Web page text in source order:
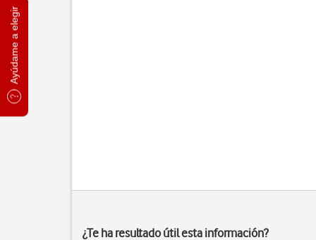
Ayúdame a elegir
¿Te ha resultado útil esta información?